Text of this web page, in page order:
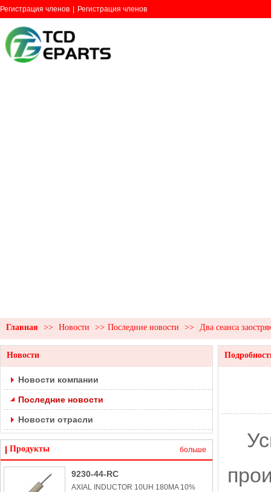
Регистрация членов Регистрация членов
Главная >> Новости >> Последние новости >> Два сеанса
Новости
Новости компании
Последние новости
Новости отрасли
Продукты больше
9230-44-RC
AXIAL INDUCTOR 10UH 180MA 10%